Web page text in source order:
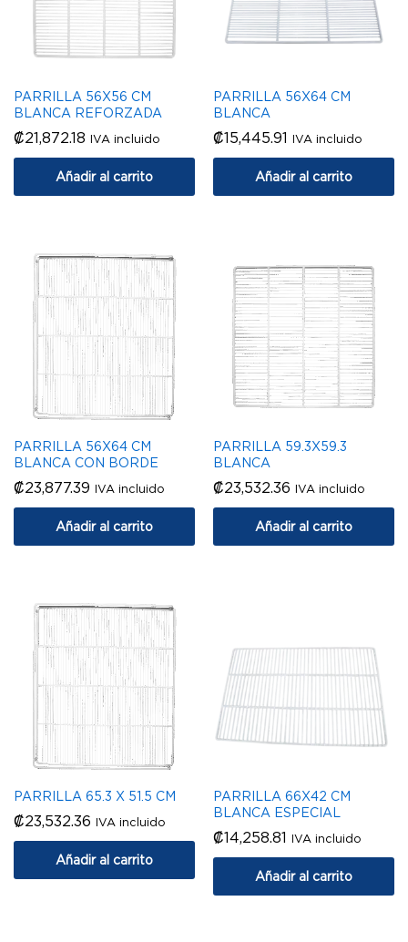
PARRILLA 56X56 CM
BLANCA REFORZADA
₡21,872.18 IVA incluido
Añadir al carrito
PARRILLA 56X64 CM
BLANCA
₡15,445.91 IVA incluido
Añadir al carrito
PARRILLA 56X64 CM
BLANCA CON BORDE
₡23,877.39 IVA incluido
Añadir al carrito
PARRILLA 59.3X59.3
BLANCA
₡23,532.36 IVA incluido
Añadir al carrito
PARRILLA 65.3 X 51.5 CM
₡23,532.36 IVA incluido
Añadir al carrito
PARRILLA 66X42 CM
BLANCA ESPECIAL
₡14,258.81 IVA incluido
Añadir al carrito